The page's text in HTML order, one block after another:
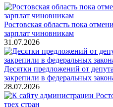
Ростовская область пока
зарплат чиновникам
31.07.2026
Десятки предложений от
закрепили в федеральных
28.07.2026